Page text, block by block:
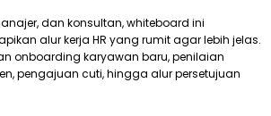
dan konsultan, whiteboard ini
alur kerja HR yang rumit agar lebih jelas.
onboarding karyawan baru, penilaian
pengajuan cuti, hingga alur persetujuan